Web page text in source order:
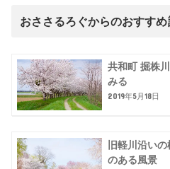
おささるろぐからのおすすめ
共和町 掘株
みる
2019年5月18日
旧軽川沿い
のある風景